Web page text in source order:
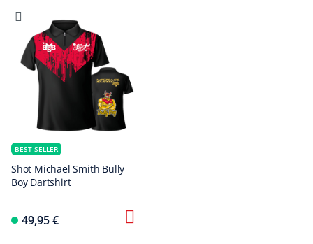
BEST SELLER
Shot Michael Smith Bully
Boy Dartshirt
49,95 €